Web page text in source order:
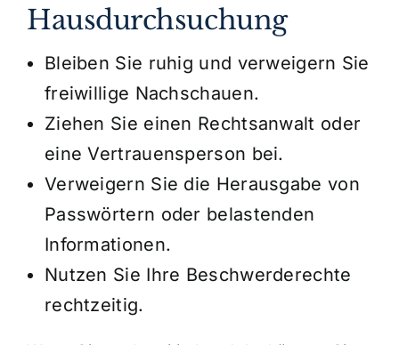
Hausdurchsuchung
Bleiben Sie ruhig und verweigern Sie
freiwillige Nachschauen.
Ziehen Sie einen Rechtsanwalt oder
eine Vertrauensperson bei.
Verweigern Sie die Herausgabe von
Passwörtern oder belastenden
Informationen.
Nutzen Sie Ihre Beschwerderechte
rechtzeitig.